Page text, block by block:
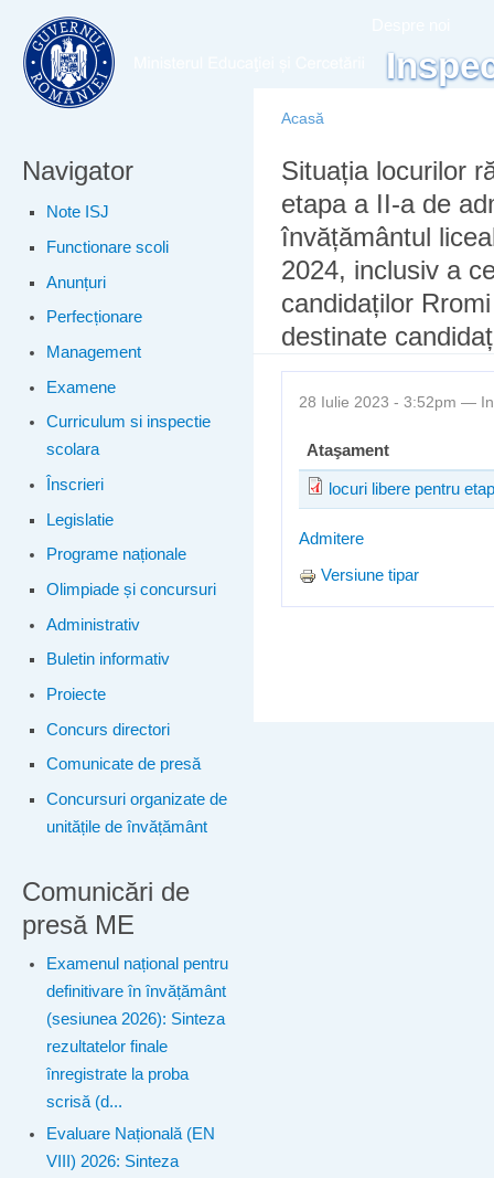
Meniu principal
Navigator
Note ISJ
Functionare scoli
Anunțuri
Perfecționare
Management
Examene
Curriculum si inspectie
scolara
Înscrieri
Legislatie
Programe naționale
Olimpiade și concursuri
Administrativ
Buletin informativ
Proiecte
Concurs directori
Comunicate de presă
Concursuri organizate de
unitățile de învățământ
Comunicări de
presă ME
Examenul național pentru
definitivare în învățământ
(sesiunea 2026): Sinteza
rezultatelor finale
înregistrate la proba
scrisă (d...
Evaluare Națională (EN
VIII) 2026: Sinteza
Eşti aici
Acasă
Situația locurilor
etapa a II-a de
învățământul
2024, inclusiv a
candidaților
destinate
28 Iulie 2023 - 3:52pm —
Ataşament
locuri libere pentru
Admitere
Versiune tipar